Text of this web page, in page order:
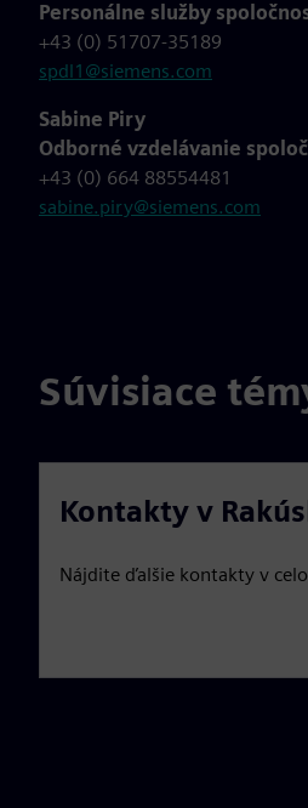
Personálne služby
+43 (0) 51707-35189
spdl1@siemens.com
Sabine Piry
Odborné vzdelávanie
+43 (0) 664 88554481
sabine.piry@siemens.com
Súvisiace
Kontakty v
Nájdite ďalšie kontakty v